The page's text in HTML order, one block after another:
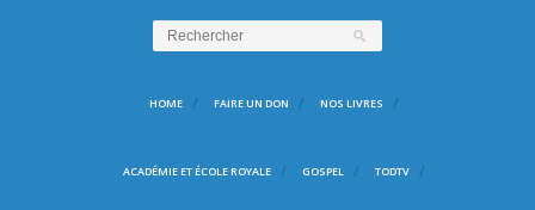
HOME FAIRE UN DON NOS LIVRES
ACADÉMIE ET ÉCOLE ROYALE GOSPEL TODTV